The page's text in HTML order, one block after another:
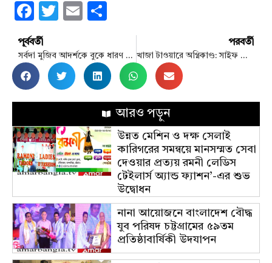
Facebook
Twitter
Email
পূর্ববর্তী
সর্বদা মুজিব আদর্শকে বুকে ধারণ করে এগিয়ে যেতে চাই রবিউল হোসেন রুবেল
পরবর্তী
খাজা টাওয়ারে অগ্নিকাণ্ড: সাইফ পাওয়ারের ব্যাপক ক্ষতি, নিহত ১
আরও পড়ুন
উন্নত মেশিন ও দক্ষ সেলাই
কারিগরের সমন্বয়ে মানসম্মত সেবা
দেওয়ার প্রত্যয় রমনী লেডিস
টেইলার্স অ্যান্ড ফ্যাশন’-এর শুভ
উদ্বোধন
নানা আয়োজনে বাংলাদেশ বৌদ্ধ
যুব পরিষদ চট্টগ্রামের ৫৯তম
প্রতিষ্ঠাবার্ষিকী উদযাপন